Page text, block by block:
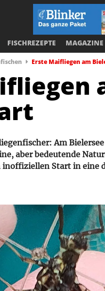
FISCHREZEPTE MAGAZINE
Erste Maifliegen am
Am
aber bedeutende
Start in eine